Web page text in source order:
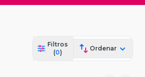
Filtros
(0)
Ordenar